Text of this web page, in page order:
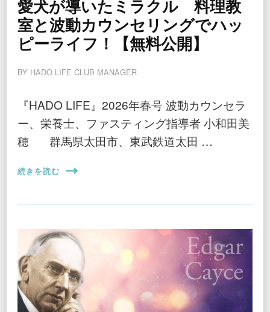
愛犬が導いたミラクル 料理教
室と波動カウンセリングでハッ
ピーライフ！【無料公開】
BY HADO LIFE CLUB MANAGER
『HADO LIFE』2026年春号 波動カウンセラ
ー、栄養士、ファスティング指導者 小和田美
穂 群馬県太田市、東武鉄道太田 …
続きを読む